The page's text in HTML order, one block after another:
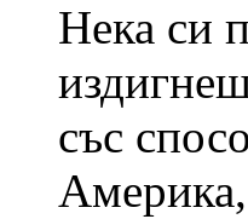
Нека си
със